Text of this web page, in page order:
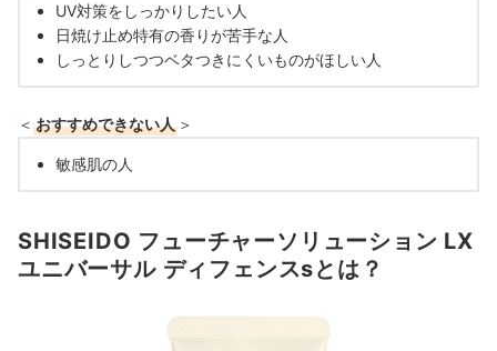
UV対策をしっかりしたい人
日焼け止め特有の香りが苦手な人
しっとりしつつベタつきにくいものがほしい人
＜ おすすめできない人 ＞
敏感肌の人
SHISEIDO フューチャーソリューション LX
ユニバーサル ディフェンスsとは？